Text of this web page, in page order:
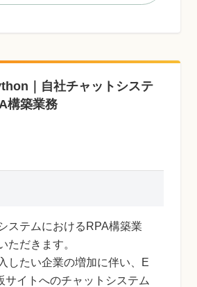
｜自社チャットシステ
構築業務
ステムにおけるRPA構築業
ただきます。
したい企業の増加に伴い、E
サイトへのチャットシステム